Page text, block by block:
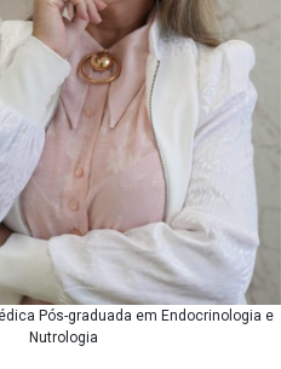
Pós-graduada em Endocrinologia e
Nutrologia